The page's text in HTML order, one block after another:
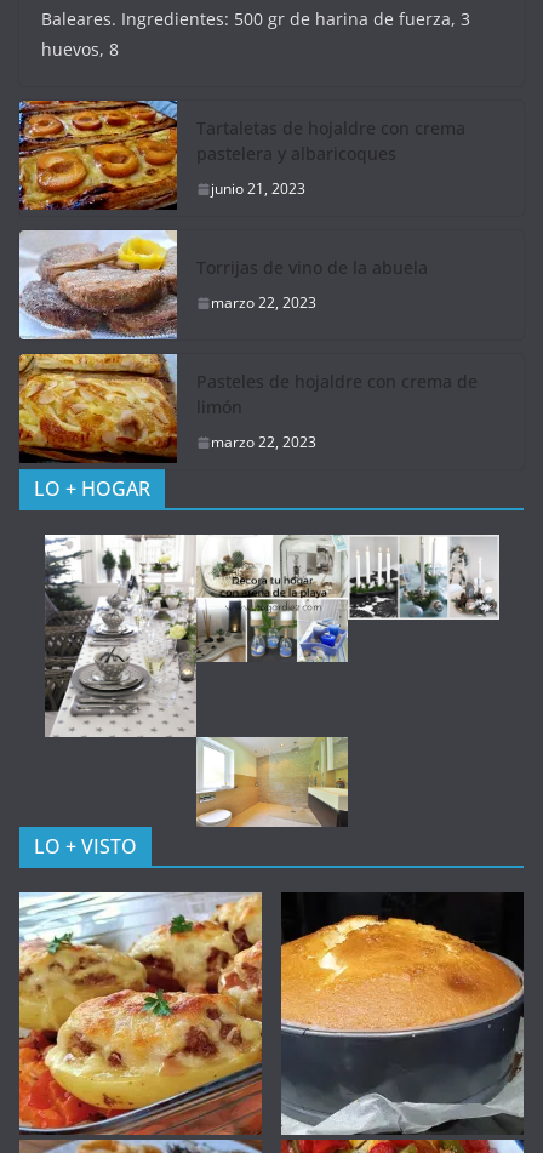
Baleares. Ingredientes: 500 gr de harina de fuerza, 3
huevos, 8
Tartaletas de hojaldre con crema
pastelera y albaricoques
junio 21, 2023
Torrijas de vino de la abuela
marzo 22, 2023
Pasteles de hojaldre con crema de
limón
marzo 22, 2023
LO + HOGAR
LO + VISTO